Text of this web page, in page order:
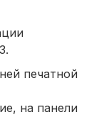
печатной
на панели